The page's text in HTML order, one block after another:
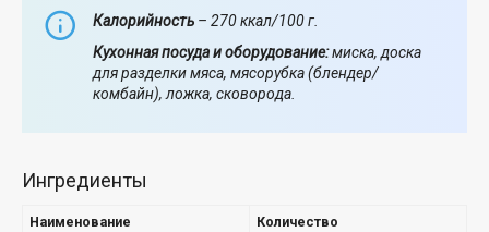
Калорийность – 270 ккал/100 г.
Кухонная посуда и оборудование:миска, доска
для разделки мяса, мясорубка (блендер/
комбайн), ложка, сковорода.
Ингредиенты
Наименование
Количество